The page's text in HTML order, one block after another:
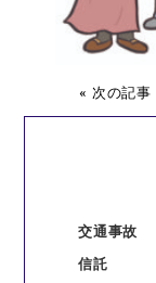
« 次の記事
交通事故
信託